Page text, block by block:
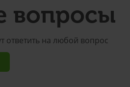
вопросы
ответить на любой вопрос